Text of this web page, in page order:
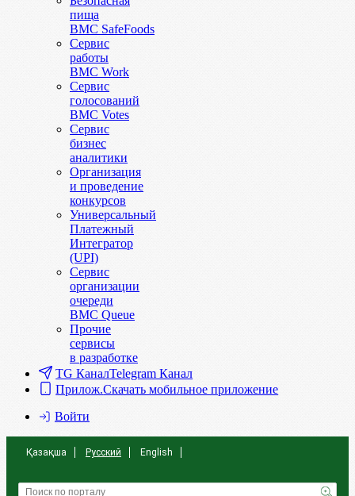
пища
BMC SafeFoods
Сервис
работы
BMC Work
Сервис
голосований
BMC Votes
Сервис
бизнес
аналитики
Организация
и проведение
конкурсов
Универсальный
Платежный
Интегратор
(UPI)
Сервис
организации
очереди
BMC Queue
Прочие
сервисы
в разработке
TG КаналTelegram Канал
Прилож.Скачать мобильное приложение
Войти
Қазақша Русский English